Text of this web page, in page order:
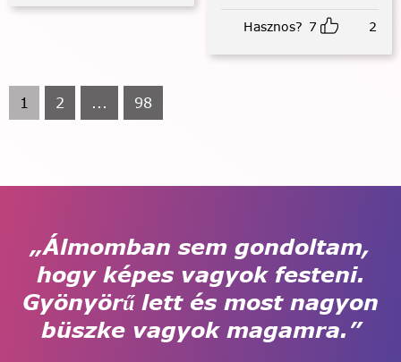
Hasznos? 7 2
1 2 ... 98
„Álmomban sem gondoltam,
hogy képes vagyok festeni.
Gyönyörű lett és most nagyon
büszke vagyok magamra.”